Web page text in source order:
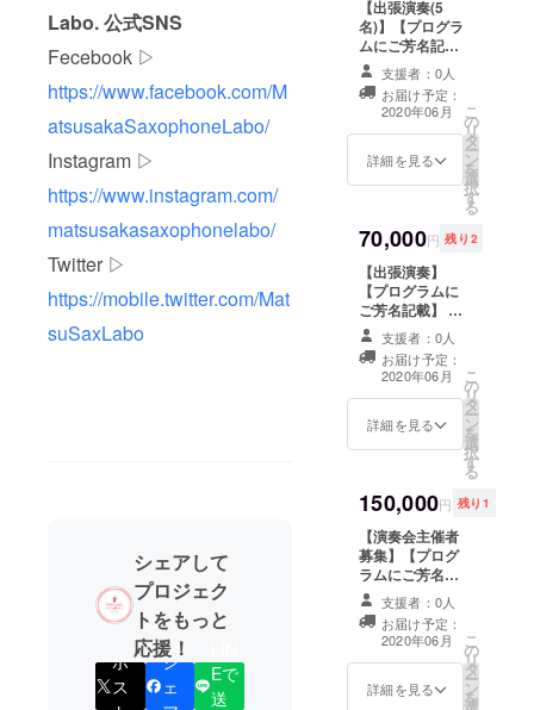
Labo. 公式SNS
Fecebook ▷
https://www.facebook.com/M
atsusakaSaxophoneLabo/
Instagram ▷
https://www.instagram.com/
matsusakasaxophonelabo/
Twitter ▷
https://mobile.twitter.com/Mat
suSaxLabo
シェアして
プロジェク
トをもっと
応援！
ポ
ス
シ
ェ
Eで
送
す。 ・希望者の
み、プログラム
にご芳名を記載
させて頂きま
す。 ※支援時、
必ず備考欄にご
希望のお名前を
い。
【出張演奏(5
名)】【プログラ
ムにご芳名記
載】 ・演奏者の
うち５名がご希
望の場所まで出
張演奏を行いま
す。 ※会場代及
び松阪駅からの
約１時間のプロ
グラムの予定で
す。 ・希望者の
み、プログラム
にご芳名を記載
させて頂きま
す。 ※支援時、
必ず備考欄にご
希望のお名前を
い。
支援者：0人
お届け予定：
2020年06月
詳細を見る
こ
の
リ
タ
ー
ン
を
選
択
す
る
70,000円 残り2
【出張演奏】
【プログラムに
ご芳名記載】 ・
今回のコンサー
トの出演者の全
員がご希望の場
所まで出張演奏
を行います。 ※
会場代及び松阪
相談。 ※約１時
間のプログラム
の予定です。 ・
希望者のみ、プ
ログラムにご芳
名を記載させて
頂きます。 ※支
援時、必ず備考
欄にご希望のお
ださい。
支援者：0人
お届け予定：
2020年06月
詳細を見る
こ
の
リ
タ
ー
ン
を
選
択
す
る
150,000円 残り1
【演奏会主催者
募集】【プログ
ラムにご芳名記
載】 ・演奏会主
催者となり、演
奏会を開催しま
せんか？ ※会場
代、演奏会にか
かる諸経費及び
支援者：0人
お届け予定：
2020年06月
詳細を見る
こ
の
リ
タ
ー
ン
を